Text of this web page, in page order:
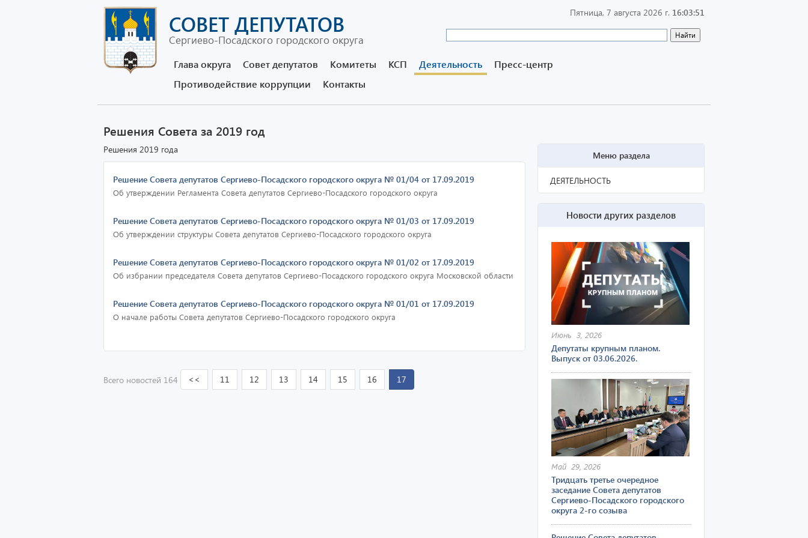
СОВЕТ ДЕПУТАТОВ
Сергиево-Посадского городского округа
Пятница, 7 августа 2026 г. 16:03:51
Глава округа Совет депутатов Комитеты КСП Деятельность
Пресс-центр
Противодействие коррупции
Контакты
Решения Совета за 2019 год
Решения 2019 года
Решение Совета депутатов Сергиево-Посадского городского округа № 01/04 от 17.09.2019
Об утверждении Регламента Совета депутатов Сергиево-Посадского городского округа
Решение Совета депутатов Сергиево-Посадского городского округа № 01/03 от 17.09.2019
Об утверждении структуры Совета депутатов Сергиево-Посадского городского округа
Решение Совета депутатов Сергиево-Посадского городского округа № 01/02 от 17.09.2019
Об избрании председателя Совета депутатов Сергиево-Посадского городского округа Московской области
Решение Совета депутатов Сергиево-Посадского городского округа № 01/01 от 17.09.2019
О начале работы Совета депутатов Сергиево-Посадского городского округа
Всего новостей 164 << 11 12 13 14 15 16 17
Меню раздела
ДЕЯТЕЛЬНОСТЬ
Новости других разделов
Июнь 3, 2026
Депутаты крупным планом.
Выпуск от 03.06.2026.
Май 29, 2026
Тридцать третье очередное
заседание Совета депутатов
Сергиево-Посадского городского
округа 2-го созыва